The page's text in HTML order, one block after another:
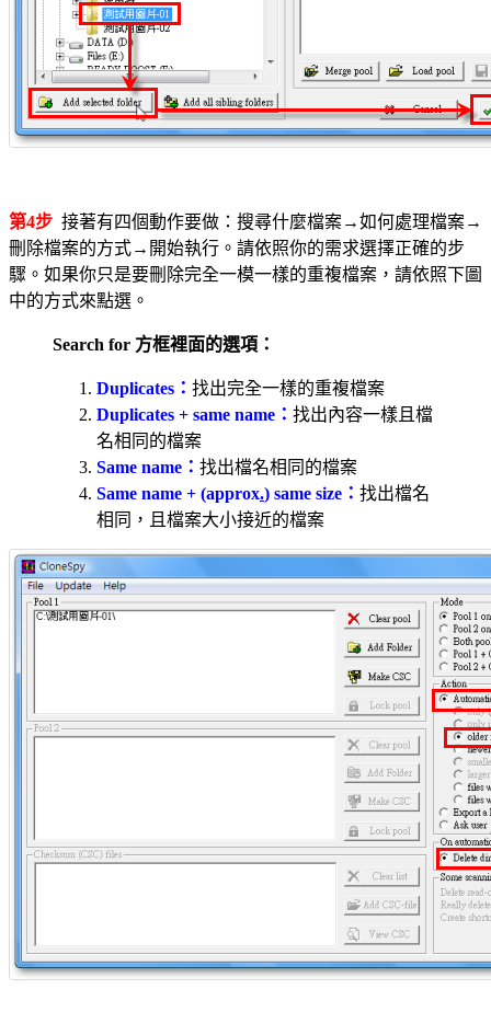
第4步 接著有四個動作要做：搜尋什麼檔案→如何處理檔案→
刪除檔案的方式→開始執行。請依照你的需求選擇正確的步
驟。如果你只是要刪除完全一模一樣的重複檔案，請依照下圖
中的方式來點選。
Search for 方框裡面的選項：
Duplicates： 找出完全一樣的重複檔案
Duplicates + same name： 找出內容一樣且檔
名相同的檔案
Same name： 找出檔名相同的檔案
Same name + (approx.) same size： 找出檔名
相同，且檔案大小接近的檔案